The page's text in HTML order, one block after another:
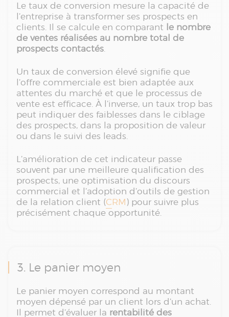
Le taux de conversion mesure la capacité de
l’entreprise à transformer ses prospects en
clients. Il se calcule en comparant le nombre
de ventes réalisées au nombre total de
prospects contactés.
Un taux de conversion élevé signifie que
l’offre commerciale est bien adaptée aux
attentes du marché et que le processus de
vente est efficace. À l’inverse, un taux trop bas
peut indiquer des faiblesses dans le ciblage
des prospects, dans la proposition de valeur
ou dans le suivi des leads.
L’amélioration de cet indicateur passe
souvent par une meilleure qualification des
prospects, une optimisation du discours
commercial et l’adoption d’outils de gestion
de la relation client (CRM ) pour suivre plus
précisément chaque opportunité.
3. Le panier moyen
Le panier moyen correspond au montant
moyen dépensé par un client lors d’un achat.
Il permet d’évaluer la rentabilité des